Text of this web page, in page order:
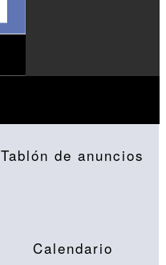
Tablón de anuncios
Calendario